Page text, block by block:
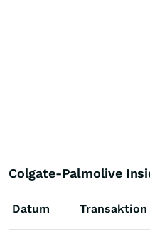
Colgate-Palmolive
Datum Transaktion